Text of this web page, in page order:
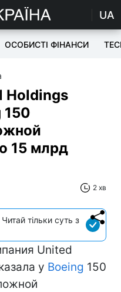
UA
ОСОБИСТІ ФІНАНСИ
Holdings
150
15 млрд
2 хв
тільки суть з
United
у Boeing 150